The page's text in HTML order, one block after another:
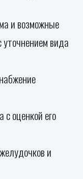
и возможные
вида
оценкой его
и